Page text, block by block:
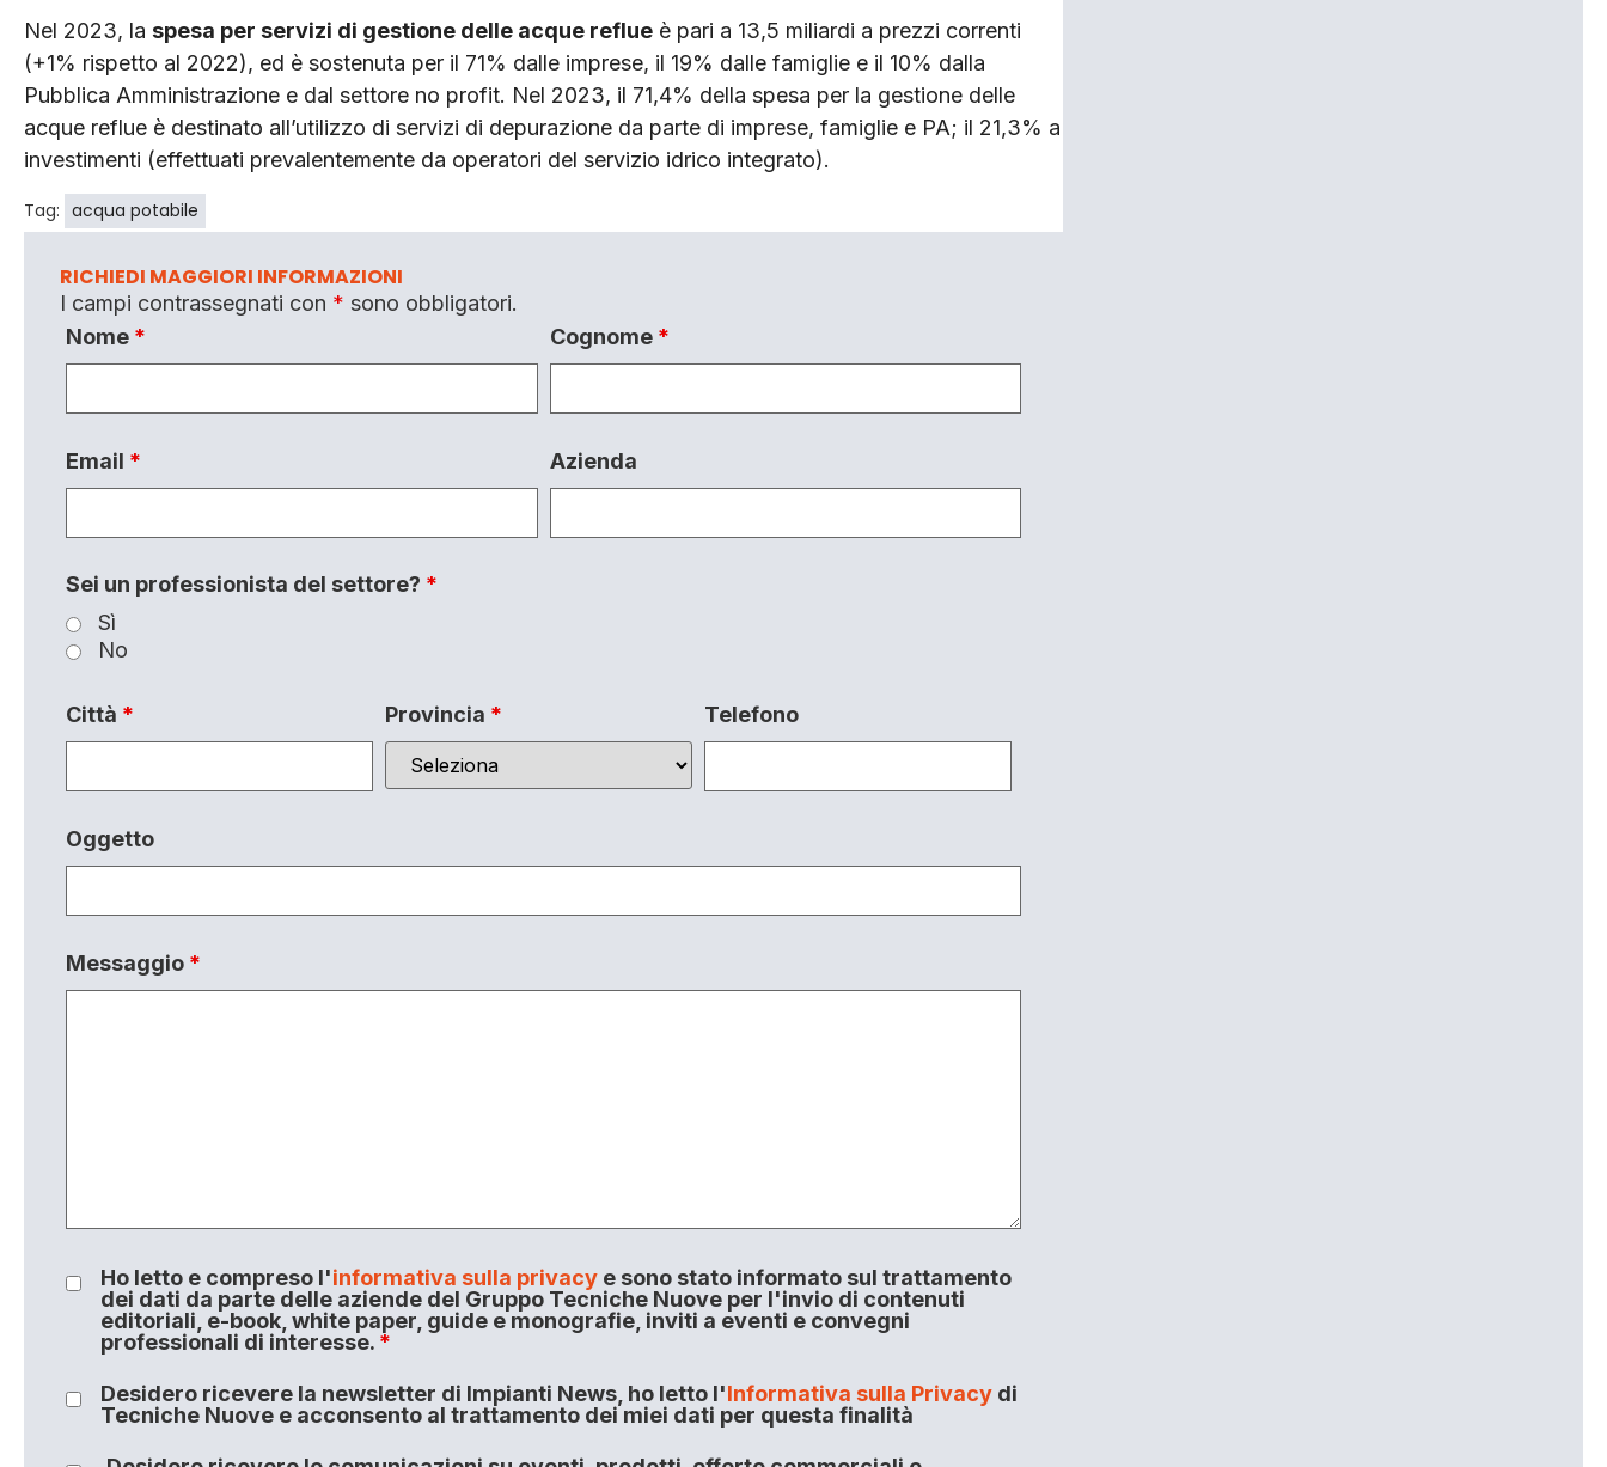
Nel 2023, la spesa per servizi di gestione delle acque reflue è pari a 13,5 miliardi a prezzi correnti
(+1% rispetto al 2022), ed è sostenuta per il 71% dalle imprese, il 19% dalle famiglie e il 10% dalla
Pubblica Amministrazione e dal settore no profit. Nel 2023, il 71,4% della spesa per la gestione delle
acque reflue è destinato all’utilizzo di servizi di depurazione da parte di imprese, famiglie e PA; il 21,3% a
investimenti (effettuati prevalentemente da operatori del servizio idrico integrato).
Tag: acqua potabile
RICHIEDI MAGGIORI INFORMAZIONI
I campi contrassegnati con * sono obbligatori.
Nome * Cognome *
Email * Azienda
Sei un professionista del settore? *
Sì
No
Città * Provincia * Telefono
Oggetto
Messaggio *
Ho letto e compreso l'informativa sulla privacye sono stato informato sul trattamento
dei dati da parte delle aziende del Gruppo Tecniche Nuove per l'invio di contenuti
editoriali, e-book, white paper, guide e monografie, inviti a eventi e convegni
professionali di interesse. *
Desidero ricevere la newsletter di Impianti News, ho letto l'Informativa sulla Privacydi
Tecniche Nuove e acconsento al trattamento dei miei dati per questa finalità